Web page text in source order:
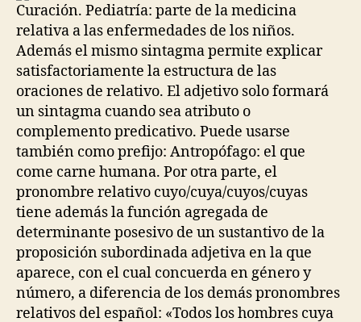
Curación. Pediatría: parte de la medicina
relativa a las enfermedades de los niños.
Además el mismo sintagma permite explicar
satisfactoriamente la estructura de las
oraciones de relativo. El adjetivo solo formará
un sintagma cuando sea atributo o
complemento predicativo. Puede usarse
también como prefijo: Antropófago: el que
come carne humana. Por otra parte, el
pronombre relativo cuyo/cuya/cuyos/cuyas
tiene además la función agregada de
determinante posesivo de un sustantivo de la
proposición subordinada adjetiva en la que
aparece, con el cual concuerda en género y
número, a diferencia de los demás pronombres
relativos del español: «Todos los hombres cuya